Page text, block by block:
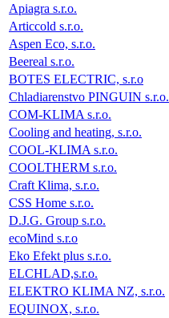
Apiagra s.r.o.
Articcold s.r.o.
Aspen Eco, s.r.o.
Beereal s.r.o.
BOTES ELECTRIC, s.r.o
Chladiarenstvo PINGUIN s.r.o.
COM-KLIMA s.r.o.
Cooling and heating, s.r.o.
COOL-KLIMA s.r.o.
COOLTHERM s.r.o.
Craft Klima, s.r.o.
CSS Home s.r.o.
D.J.G. Group s.r.o.
ecoMind s.r.o
Eko Efekt plus s.r.o.
ELCHLAD,s.r.o.
ELEKTRO KLIMA NZ, s.r.o.
EQUINOX, s.r.o.